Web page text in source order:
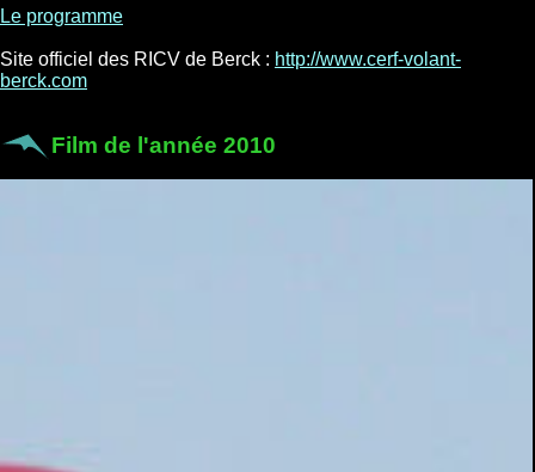
Le programme
Site officiel des RICV de Berck : http://www.cerf-volant-
berck.com
Film de l'année 2010